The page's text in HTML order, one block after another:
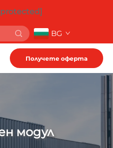
BG
Получете оферта
модул